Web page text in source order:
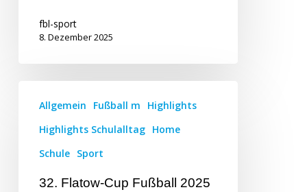
fbl-sport
8. Dezember 2025
Allgemein Fußball m
Highlights
Highlights Schulalltag Home
Schule Sport
32. Flatow-Cup Fußball 2025